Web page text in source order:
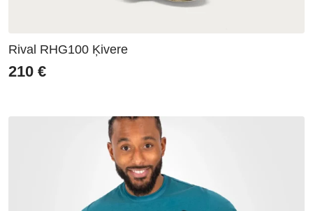
Rival RHG100 Ķivere
210 €